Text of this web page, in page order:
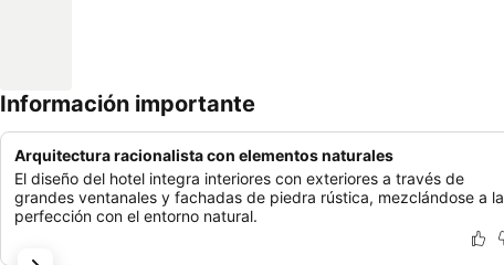
Información importante
Arquitectura racionalista con elementos naturales
El diseño del hotel integra interiores con exteriores a través de
grandes ventanales y fachadas de piedra rústica, mezclándose a la
perfección con el entorno natural.